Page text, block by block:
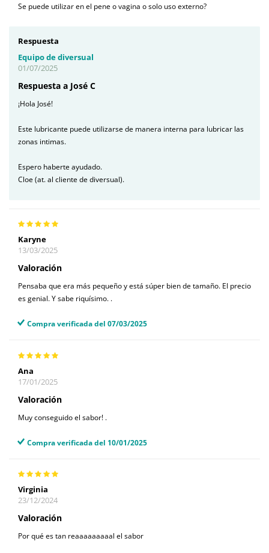
Se puede utilizar en el pene o vagina o solo uso externo?
Respuesta
Equipo de diversual
01/07/2025
Respuesta a José C
¡Hola José!
Este lubricante puede utilizarse de manera interna para lubricar las
zonas intimas.
Espero haberte ayudado.
Cloe (at. al cliente de diversual).
Karyne
13/03/2025
Valoración
Pensaba que era más pequeño y está súper bien de tamaño. El precio
es genial. Y sabe riquísimo. .
Compra verificada del 07/03/2025
Ana
17/01/2025
Valoración
Muy conseguido el sabor! .
Compra verificada del 10/01/2025
Virginia
23/12/2024
Valoración
Por qué es tan reaaaaaaaaal el sabor